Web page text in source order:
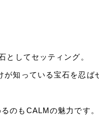
としてセッティング。
知っている宝石を忍ば
のもCALMの魅力です。